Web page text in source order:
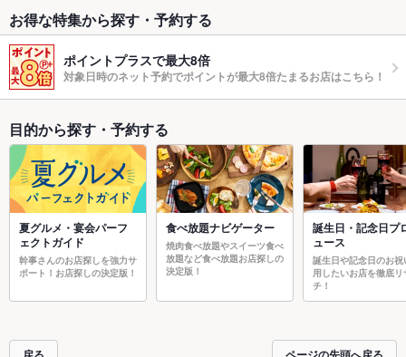
お得な特集から探す・予約する
ポイントプラスで最大8倍
対象日時のネット予約でポイントが最大8倍たまるお店はこちら！
目的から探す・予約する
夏グルメ・宴会パーフ
ェクトガイド
幹事さんのお店探しを強力サ
ポート！お店探しの決定版！
食べ放題ナビゲーター
焼肉食べ放題やスイーツ食べ
放題など食べ放題お店探しの
決定版！
誕生日・記念日プ
ュース
誕生日や記念日のお祝
用したいお店を徹底リ
チ！